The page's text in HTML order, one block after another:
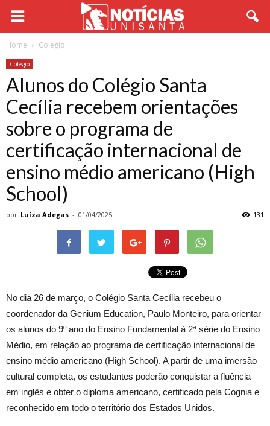
Home Colégio
Colégio
Alunos do Colégio Santa
Cecília recebem orientações
sobre o programa de
certificação internacional de
ensino médio americano (High
School)
por Luíza Adegas - 01/04/2025 131
No dia 26 de março, o Colégio Santa Cecília recebeu o
coordenador da Genium Education, Paulo Monteiro, para orientar
os alunos do 9º ano do Ensino Fundamental à 2ª série do Ensino
Médio, em relação ao programa de certificação internacional de
ensino médio americano (High School). A partir de uma imersão
cultural completa, os estudantes poderão conquistar a fluência
em inglês e obter o diploma americano, certificado pela Cognia e
reconhecido em todo o território dos Estados Unidos.